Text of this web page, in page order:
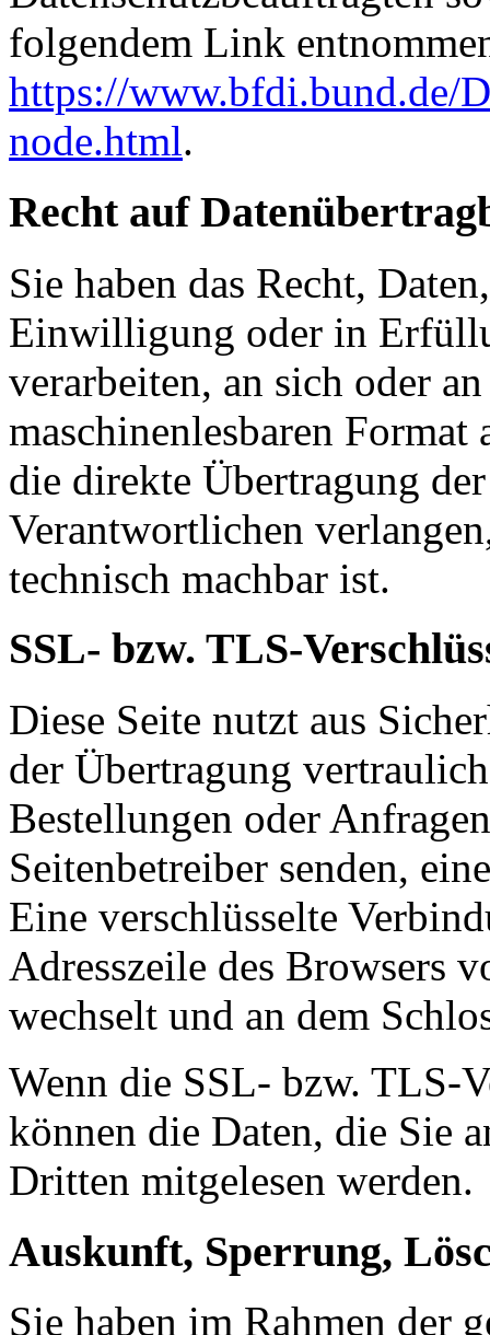
folgendem Link
https://www.bfdi.bund.de/
node.html.
Recht auf
Sie haben das Recht,
Einwilligung oder in
verarbeiten, an sich oder
maschinenlesbaren Format
die direkte Übertragung
Verantwortlichen
technisch machbar ist.
SSL- bzw. TLS-
Diese Seite nutzt aus
der Übertragung
Bestellungen oder
Seitenbetreiber senden,
Eine verschlüsselte
Adresszeile des Browsers
wechselt und an dem
Wenn die SSL- bzw. TLS-
können die Daten, die Sie
Dritten mitgelesen werden.
Auskunft, Sperrung,
Sie haben im Rahmen der